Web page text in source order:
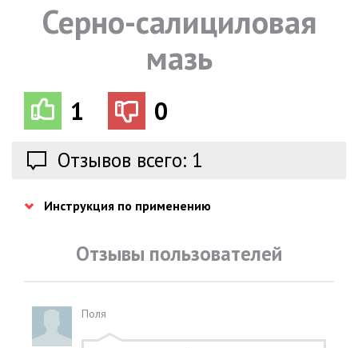
Серно-салициловая
мазь
1 0
Отзывов всего: 1
Инструкция по применению
Отзывы пользователей
Поля